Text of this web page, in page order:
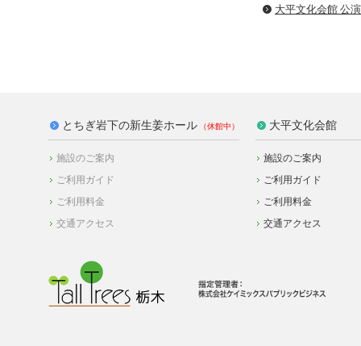
大平文化会館 公
とちぎ岩下の新生姜ホール
施設のご案内
ご利用ガイド
ご利用料金
交通アクセス
大平文化会館
施設のご案内
ご利用ガイド
ご利用料金
交通アクセス